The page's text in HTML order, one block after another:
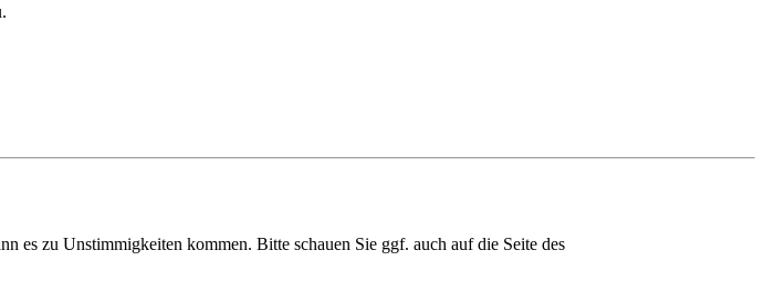
es zu Unstimmigkeiten kommen. Bitte schauen Sie ggf. auch auf die Seite des